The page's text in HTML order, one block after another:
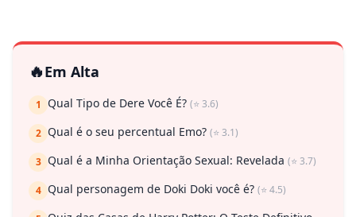
🔥Em Alta
1 Qual Tipo de Dere Você É? (⭐ 3.6)
2 Qual é o seu percentual Emo? (⭐ 3.1)
3 Qual é a Minha Orientação Sexual: Revelada (⭐ 3.7)
4 Qual personagem de Doki Doki você é? (⭐ 4.5)